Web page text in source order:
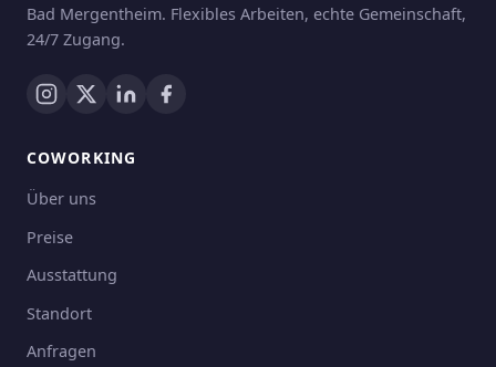
Bad Mergentheim. Flexibles Arbeiten, echte Gemeinschaft,
24/7 Zugang.
COWORKING
Über uns
Preise
Ausstattung
Standort
Anfragen